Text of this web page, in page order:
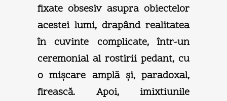
fixate obsesiv asupra obiectelor
acestei lumi, drapând realitatea
în cuvinte complicate, într-un
ceremonial al rostirii pedant, cu
o mişcare amplă şi, paradoxal,
firească. Apoi, imixtiunile